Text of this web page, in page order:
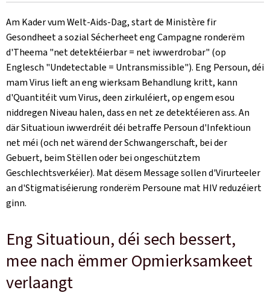
Am Kader vum Welt-Aids-Dag, start de Ministère fir
Gesondheet a sozial Sécherheet eng Campagne ronderëm
d'Theema "net detektéierbar = net iwwerdrobar" (op
Englesch "Undetectable = Untransmissible"). Eng Persoun, déi
mam Virus lieft an eng wierksam Behandlung kritt, kann
d'Quantitéit vum Virus, deen zirkuléiert, op engem esou
niddregen Niveau halen, dass en net ze detektéieren ass. An
där Situatioun iwwerdréit déi betraffe Persoun d'Infektioun
net méi (och net wärend der Schwangerschaft, bei der
Gebuert, beim Stëllen oder bei ongeschütztem
Geschlechtsverkéier). Mat dësem Message sollen d'Virurteeler
an d'Stigmatiséierung ronderëm Persoune mat HIV reduzéiert
ginn.
Eng Situatioun, déi sech bessert,
mee nach ëmmer Opmierksamkeet
verlaangt